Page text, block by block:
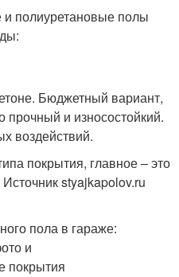
полиуретановые полы
Бюджетный вариант,
прочный и износостойкий.
воздействий.
покрытия, главное – это
styajkapolov.ru
пола в гараже:
и
покрытия